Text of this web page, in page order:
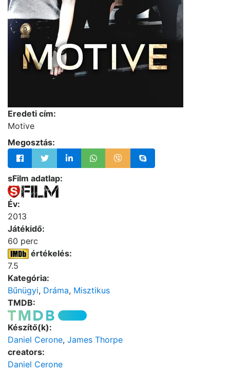
Eredeti cím:
Motive
Megosztás:
sFilm adatlap:
Év:
2013
Játékidő:
60 perc
értékelés:
7.5
Kategória:
Bűnügyi, Dráma, Misztikus
TMDB:
Készítő(k):
Daniel Cerone, James Thorpe
creators:
Daniel Cerone